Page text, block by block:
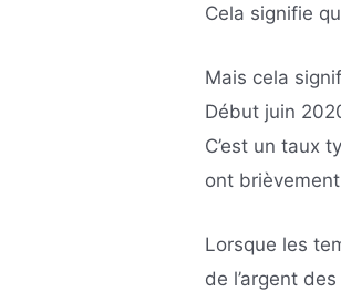
Cela signifie
Mais cela
Début juin
C’est un taux
ont
Lorsque les
de l’argent